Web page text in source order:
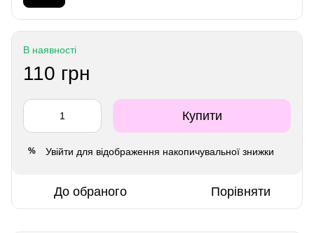
В наявності
110 грн
Купити
% Увійти для відображення накопичувальної знижки
До обраного Порівняти